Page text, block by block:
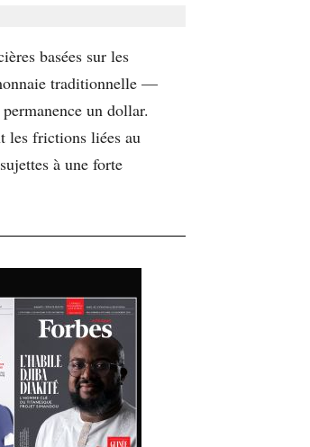
basées sur les
traditionnelle —
un dollar.
les frictions liées au
à une forte